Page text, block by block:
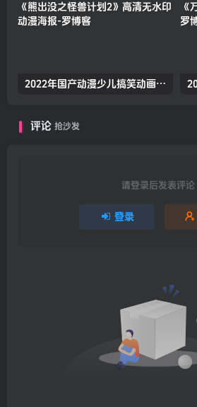
2022年国产动漫少儿搞笑动画《熊出没之怪兽计划2》高清无水印动漫海报
评论 抢沙发
请登录后发表评论
登录